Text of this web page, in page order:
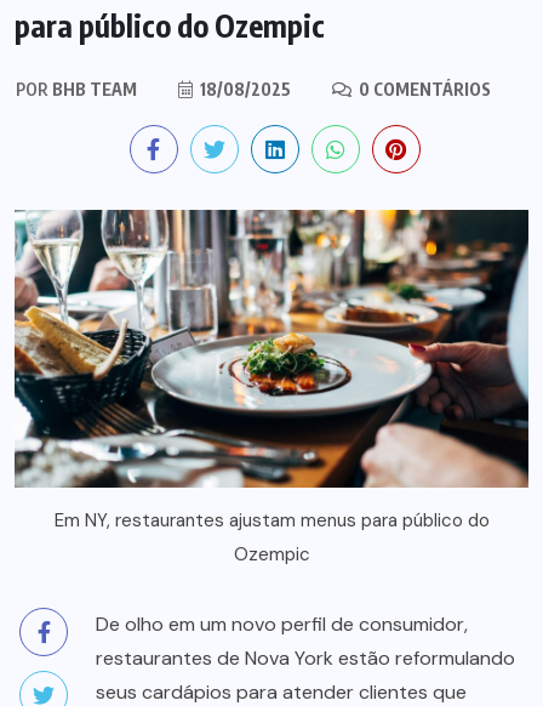
para público do Ozempic
POR BHB TEAM 18/08/2025 0 COMENTÁRIOS
Em NY, restaurantes ajustam menus para público do
Ozempic
De olho em um novo perfil de consumidor,
restaurantes de Nova York estão reformulando
seus cardápios para atender clientes que